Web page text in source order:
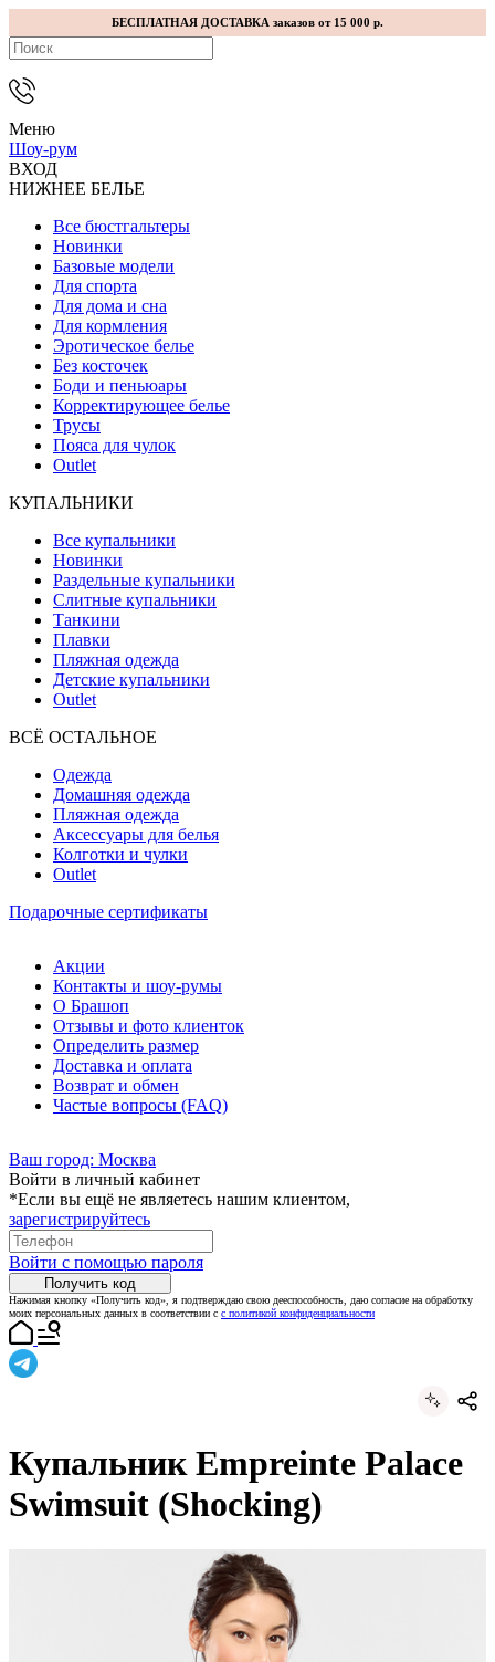
БЕСПЛАТНАЯ ДОСТАВКА заказов от 15 000 р.
Меню
Шоу-рум
ВХОД
НИЖНЕЕ БЕЛЬЕ
Все бюстгальтеры
Новинки
Базовые модели
Для спорта
Для дома и сна
Для кормления
Эротическое белье
Без косточек
Боди и пеньюары
Корректирующее белье
Трусы
Пояса для чулок
Outlet
КУПАЛЬНИКИ
Все купальники
Новинки
Раздельные купальники
Слитные купальники
Танкини
Плавки
Пляжная одежда
Детские купальники
Outlet
ВCЁ ОСТАЛЬНОЕ
Одежда
Домашняя одежда
Пляжная одежда
Аксессуары для белья
Колготки и чулки
Outlet
Подарочные сертификаты
Акции
Контакты и шоу-румы
О Брашоп
Отзывы и фото клиенток
Определить размер
Доставка и оплата
Возврат и обмен
Частые вопросы (FAQ)
Ваш город: Москва
Войти в личный кабинет
*Если вы ещё не являетесь нашим клиентом,
зарегистрируйтесь
Войти с помощью пароля
Получить код
Нажимая кнопку «Получить код», я подтверждаю свою дееспособность, даю согласие на обработку
моих персональных данных в соответствии с с политикой конфиденциальности
Купальник Empreinte Palace
Swimsuit (Shocking)